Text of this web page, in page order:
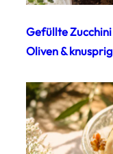
Gefüllte
Oliven &